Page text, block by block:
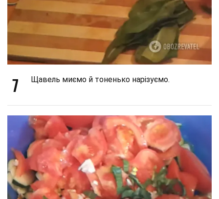
7 Щавель миємо й тоненько нарізуємо.